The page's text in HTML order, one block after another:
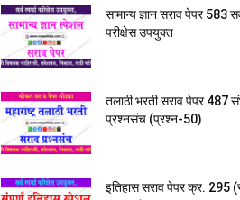
सामान्य ज्ञान सराव पेपर 583
परीक्षेस उपयुक्त
तलाठी भरती सराव पेपर 487
प्रश्नसंच (प्रश्न-50)
इतिहास सराव पेपर क्र. 295